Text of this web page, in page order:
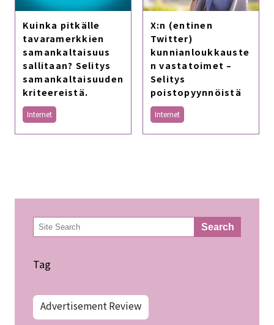
Kuinka pitkälle
tavaramerkkien
samankaltaisuus
sallitaan? Selitys
samankaltaisuuden
kriteereistä.
Internet
X:n (entinen
Twitter)
kunnianloukkauste
n vastatoimet –
Selitys
poistopyynnöistä
Internet
検
索 Search
Tag
Advertisement Review